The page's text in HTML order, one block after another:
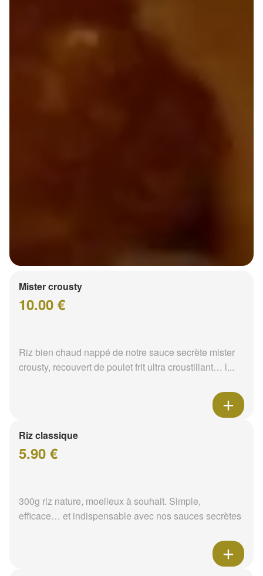
Mister crousty
10.00 €
Riz bien chaud nappé de notre sauce secrète mister
crousty, recouvert de poulet frit ultra croustillant… l...
Riz classique
5.90 €
300g riz nature, moelleux à souhait. Simple,
efficace… et indispensable avec nos sauces secrètes